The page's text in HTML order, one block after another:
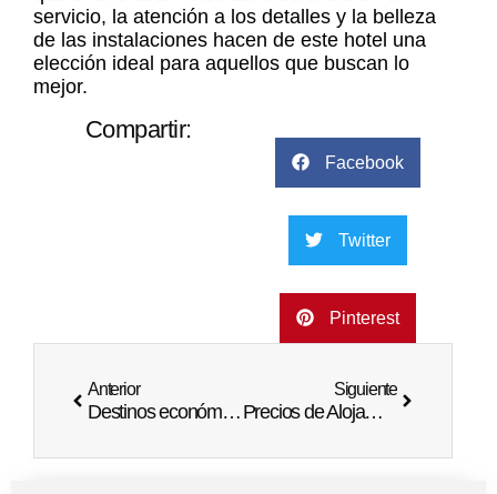
servicio, la atención a los detalles y la belleza
de las instalaciones hacen de este hotel una
elección ideal para aquellos que buscan lo
mejor.
Compartir:
Facebook
Twitter
Pinterest
Anterior
Destinos económicos: El más barato del Caribe
Siguiente
Precios de Alojamiento en Punta Cana 2023